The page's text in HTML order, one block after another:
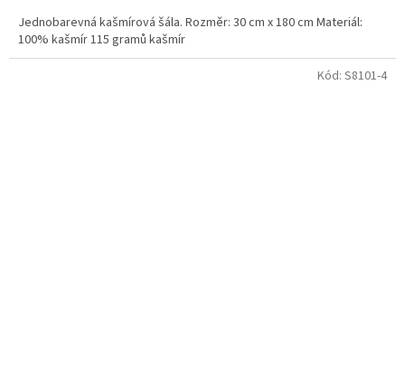
z
5
hvězdiček.
Jednobarevná kašmírová šála. Rozměr: 30 cm x 180 cm Materiál:
100% kašmír 115 gramů kašmír
Kód: S8101-4